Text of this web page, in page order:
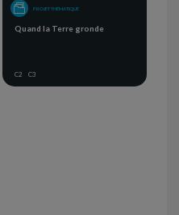
PROJET THÉMATIQUE
Quand la Terre gronde
C2 C3